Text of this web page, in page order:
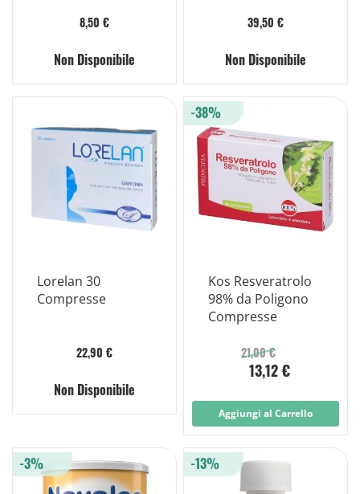
8,50 €
Non Disponibile
39,50 €
Non Disponibile
Lorelan 30
Compresse
22,90 €
Non Disponibile
Kos Resveratrolo
98% da Poligono
Compresse
21,00 €
13,12 €
-38%
Aggiungi al Carrello
-3% -13%